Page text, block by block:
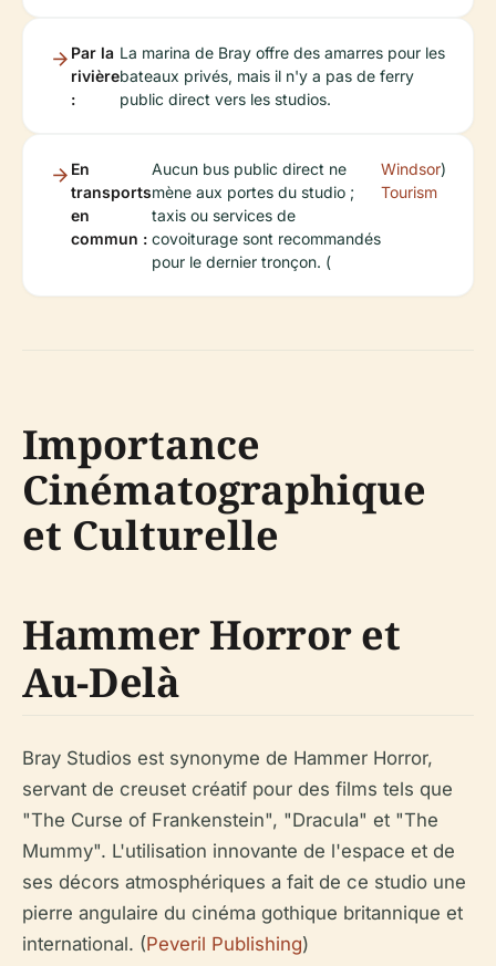
Par la
rivière
:
La marina de Bray offre des amarres pour les
bateaux privés, mais il n'y a pas de ferry
public direct vers les studios.
En
transports
en
commun :
Aucun bus public direct ne
mène aux portes du studio ;
taxis ou services de
covoiturage sont recommandés
pour le dernier tronçon. (
Windsor
Tourism
)
Importance
Cinématographique
et Culturelle
Hammer Horror et
Au-Delà
Bray Studios est synonyme de Hammer Horror,
servant de creuset créatif pour des films tels que
"The Curse of Frankenstein", "Dracula" et "The
Mummy". L'utilisation innovante de l'espace et de
ses décors atmosphériques a fait de ce studio une
pierre angulaire du cinéma gothique britannique et
international. (Peveril Publishing)